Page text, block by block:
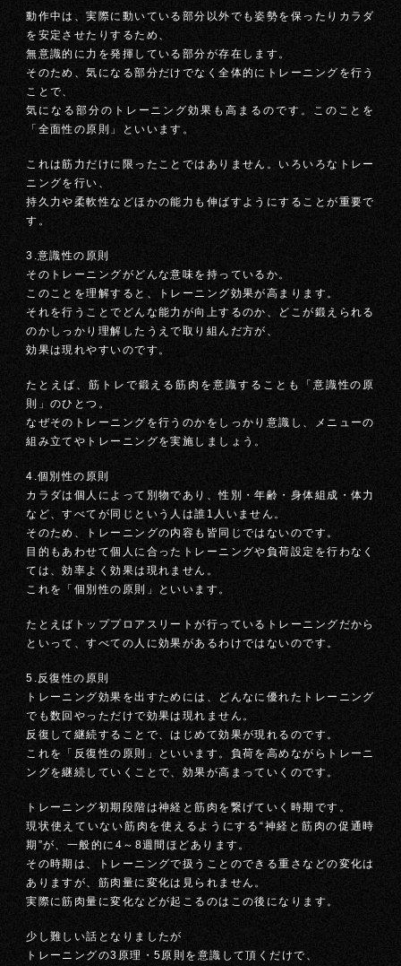
動作中は、実際に動いている部分以外でも姿勢を保ったりカラダ
を安定させたりするため、
無意識的に力を発揮している部分が存在します。
そのため、気になる部分だけでなく全体的にトレーニングを行う
ことで、
気になる部分のトレーニング効果も高まるのです。このことを
「全面性の原則」といいます。
これは筋力だけに限ったことではありません。いろいろなトレー
ニングを行い、
持久力や柔軟性などほかの能力も伸ばすようにすることが重要で
す。
3.意識性の原則
そのトレーニングがどんな意味を持っているか。
このことを理解すると、トレーニング効果が高まります。
それを行うことでどんな能力が向上するのか、どこが鍛えられる
のかしっかり理解したうえで取り組んだ方が、
効果は現れやすいのです。
たとえば、筋トレで鍛える筋肉を意識することも「意識性の原
則」のひとつ。
なぜそのトレーニングを行うのかをしっかり意識し、メニューの
組み立てやトレーニングを実施しましょう。
4.個別性の原則
カラダは個人によって別物であり、性別・年齢・身体組成・体力
など、すべてが同じという人は誰1人いません。
そのため、トレーニングの内容も皆同じではないのです。
目的もあわせて個人に合ったトレーニングや負荷設定を行わなく
ては、効率よく効果は現れません。
これを「個別性の原則」といいます。
たとえばトッププロアスリートが行っているトレーニングだから
といって、すべての人に効果があるわけではないのです。
5.反復性の原則
トレーニング効果を出すためには、どんなに優れたトレーニング
でも数回やっただけで効果は現れません。
反復して継続することで、はじめて効果が現れるのです。
これを「反復性の原則」といいます。負荷を高めながらトレーニ
ングを継続していくことで、効果が高まっていくのです。
トレーニング初期段階は神経と筋肉を繋げていく時期です。
現状使えていない筋肉を使えるようにする“神経と筋肉の促通時
期”が、一般的に4～8週間ほどあります。
その時期は、トレーニングで扱うことのできる重さなどの変化は
ありますが、筋肉量に変化は見られません。
実際に筋肉量に変化などが起こるのはこの後になります。
少し難しい話となりましたが
トレーニングの3原理・5原則を意識して頂くだけで、